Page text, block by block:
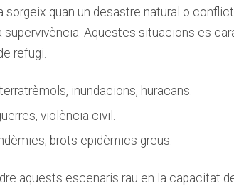
sorgeix​ quan un desastre natural o
Aquestes situacions es
refugi.
terratrèmols, inundacions, huracans.
violència ⁣civil.
brots epidèmics greus.
aquests escenaris ⁣rau⁣ en la capacitat